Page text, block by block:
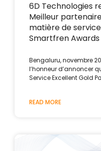
6D Technologies
Meilleur
matière de
Smartfren Awards
Bengaluru, novembre
l’honneur d’annoncer
Service Excellent Gold
READ MORE